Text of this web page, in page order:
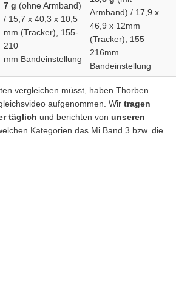
7 g (ohne Armband)
/ 15,7 x 40,3 x 10,5
mm (Tracker), 155-
210
mm Bandeinstellung
Armband) / 17,9 x
46,9 x 12mm
(Tracker), 155 –
216mm
Bandeinstellung
vergleichen müsst, haben Thorben
aufgenommen. Wir tragen
täglich und berichten von unseren
Kategorien das Mi Band 3 bzw. die